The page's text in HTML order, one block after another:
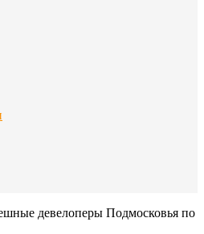
девелоперы Подмосковья по